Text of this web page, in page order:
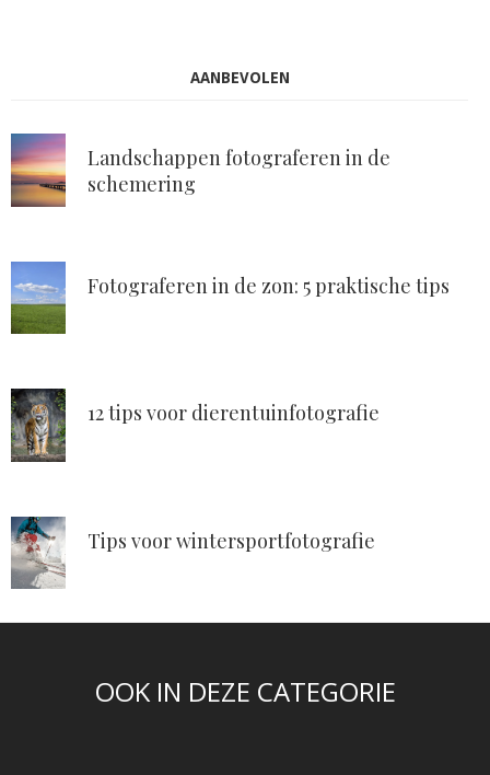
AANBEVOLEN
Landschappen fotograferen in de
schemering
Fotograferen in de zon: 5 praktische tips
12 tips voor dierentuinfotografie
Tips voor wintersportfotografie
OOK IN DEZE CATEGORIE